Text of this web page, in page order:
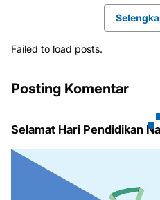
Failed to load posts.
Posting Komentar
Selamat Hari Pendidikan